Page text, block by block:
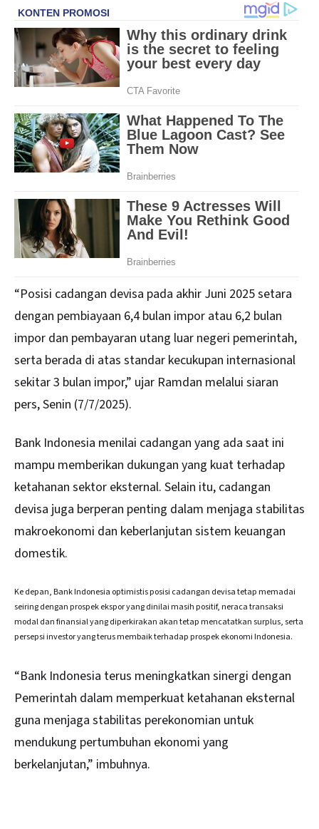
“Posisi cadangan devisa pada akhir Juni 2025 setara
dengan pembiayaan 6,4 bulan impor atau 6,2 bulan
impor dan pembayaran utang luar negeri pemerintah,
serta berada di atas standar kecukupan internasional
sekitar 3 bulan impor,” ujar Ramdan melalui siaran
pers, Senin (7/7/2025).
Bank Indonesia menilai cadangan yang ada saat ini
mampu memberikan dukungan yang kuat terhadap
ketahanan sektor eksternal. Selain itu, cadangan
devisa juga berperan penting dalam menjaga stabilitas
makroekonomi dan keberlanjutan sistem keuangan
domestik.
Ke depan, Bank Indonesia optimistis posisi cadangan devisa tetap memadai
seiring dengan prospek ekspor yang dinilai masih positif, neraca transaksi
modal dan finansial yang diperkirakan akan tetap mencatatkan surplus, serta
persepsi investor yang terus membaik terhadap prospek ekonomi Indonesia.
“Bank Indonesia terus meningkatkan sinergi dengan
Pemerintah dalam memperkuat ketahanan eksternal
guna menjaga stabilitas perekonomian untuk
mendukung pertumbuhan ekonomi yang
berkelanjutan,” imbuhnya.